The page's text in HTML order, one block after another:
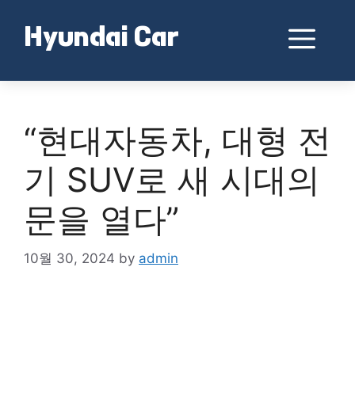
contentHyundai Car
“현대자동차, 대형 전
기 SUV로 새 시대의
문을 열다”
10월 30, 2024 by admin